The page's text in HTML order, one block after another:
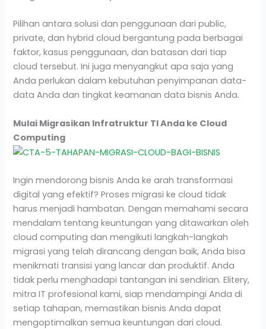
Pilihan antara solusi dan penggunaan dari public,
private, dan hybrid cloud bergantung pada berbagai
faktor, kasus penggunaan, dan batasan dari tiap
cloud tersebut. Ini juga menyangkut apa saja yang
Anda perlukan dalam kebutuhan penyimpanan data-
data Anda dan tingkat keamanan data bisnis Anda.
Mulai Migrasikan Infratruktur TI Anda ke Cloud
Computing
Ingin mendorong bisnis Anda ke arah transformasi
digital yang efektif? Proses migrasi ke cloud tidak
harus menjadi hambatan. Dengan memahami secara
mendalam tentang keuntungan yang ditawarkan oleh
cloud computing dan mengikuti langkah-langkah
migrasi yang telah dirancang dengan baik, Anda bisa
menikmati transisi yang lancar dan produktif. Anda
tidak perlu menghadapi tantangan ini sendirian. Elitery,
mitra IT profesional kami, siap mendampingi Anda di
setiap tahapan, memastikan bisnis Anda dapat
mengoptimalkan semua keuntungan dari cloud.